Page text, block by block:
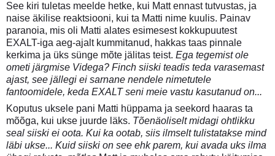
See kiri tuletas meelde hetke, kui Matt ennast tutvustas, ja
naise äkilise reaktsiooni, kui ta Matti nime kuulis. Painav
paranoia, mis oli Matti alates esimesest kokkupuutest
EXALT-iga aeg-ajalt kummitanud, hakkas taas pinnale
kerkima ja üks sünge mõte jälitas teist. Ega tegemist ole
ometi järgmise Videga? Finch siiski teadis teda varasemast
ajast, see jällegi ei sarnane nendele nimetutele
fantoomidele, keda EXALT seni meie vastu kasutanud on...
Koputus uksele pani Matti hüppama ja seekord haaras ta
mõõga, kui ukse juurde läks. Tõenäoliselt midagi ohtlikku
seal siiski ei oota. Kui ka ootab, siis ilmselt tulistatakse mind
läbi ukse... Kuid siiski on see ehk parem, kui avada uks ilma